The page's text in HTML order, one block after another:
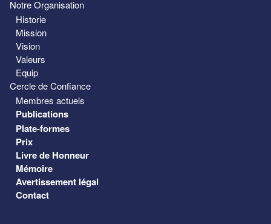
Notre Organisation
Historie
Mission
Vision
Valeurs
Equip
Cercle de Confiance
Membres actuels
Publications
Plate-formes
Prix
Livre de Honneur
Mémoire
Avertissement légal
Contact